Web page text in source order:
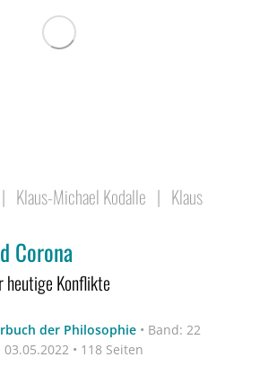
| Klaus-Michael Kodalle | Klaus
Corona
Konflikte
der Philosophie • Band: 22
03.05.2022 • 118 Seiten